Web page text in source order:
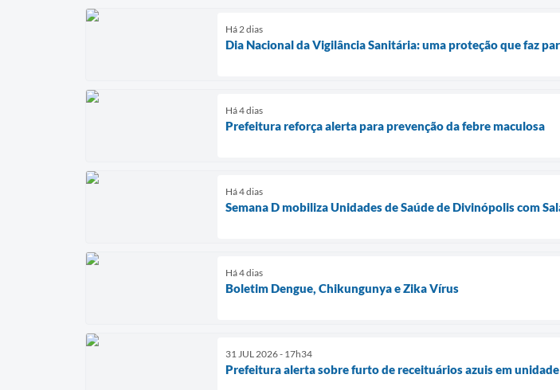
Há 2 dias
Dia Nacional da Vigilância Sanitária: uma proteção que faz
Há 4 dias
Prefeitura reforça alerta para prevenção da febre maculosa
Há 4 dias
Semana D mobiliza Unidades de Saúde de Divinópolis com
Há 4 dias
Boletim Dengue, Chikungunya e Zika Vírus
31 JUL 2026 - 17h34
Prefeitura alerta sobre furto de receituários azuis em